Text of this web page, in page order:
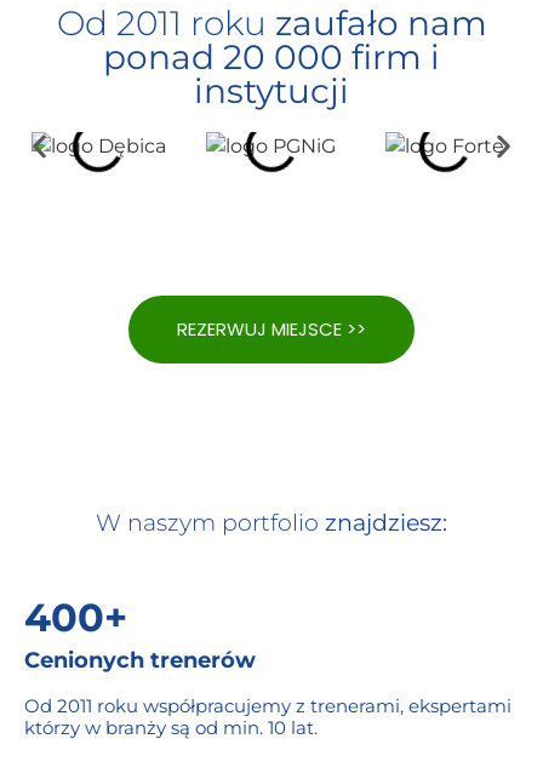
Od 2011 roku zaufało nam
ponad 20 000 firm i
instytucji
REZERWUJ MIEJSCE >>
W naszym portfolio znajdziesz:
400+
Cenionych trenerów
Od 2011 roku współpracujemy z trenerami, ekspertami
którzy w branży są od min. 10 lat.